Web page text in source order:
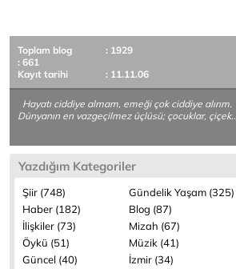
Toplam blog
: 1929
: 661
Kayıt tarihi
: 11.11.06
Hayatı ciddiye almam, emeği çok ciddiye alırım.
Dünyanın en vazgeçilmez üçlüsü; çocuklar, çiçek..
Yazdığım Kategoriler
Şiir (748)
Gündelik Yaşam (325)
Haber (182)
Blog (87)
İlişkiler (73)
Mizah (67)
Öykü (51)
Müzik (41)
Güncel (40)
İzmir (34)